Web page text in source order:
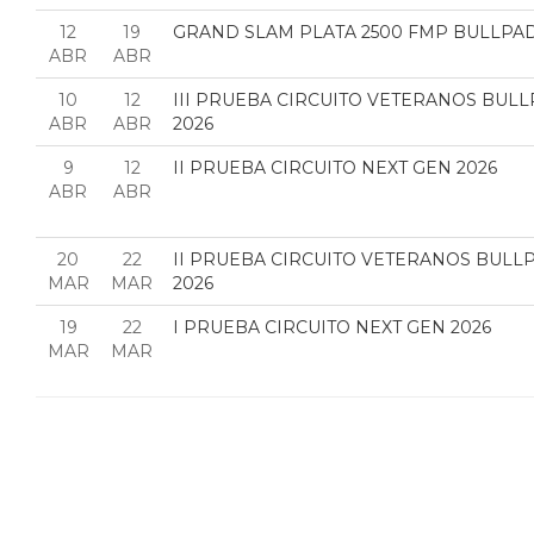
12
ABR
19
ABR
GRAND SLAM PLATA 2500 FMP
10
ABR
12
ABR
III PRUEBA CIRCUITO VETERANOS
2026
9
ABR
12
ABR
II PRUEBA CIRCUITO NEXT GEN 2026
20
MAR
22
MAR
II PRUEBA CIRCUITO VETERANOS
2026
19
MAR
22
MAR
I PRUEBA CIRCUITO NEXT GEN 2026